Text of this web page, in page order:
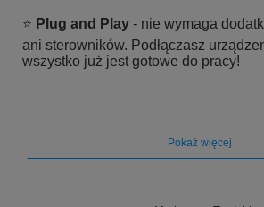
⭐ Plug and Play - nie wymaga
ani sterowników. Podłączasz
wszystko już jest gotowe do pracy!
- zapewnią pracę
Pokaż więcej